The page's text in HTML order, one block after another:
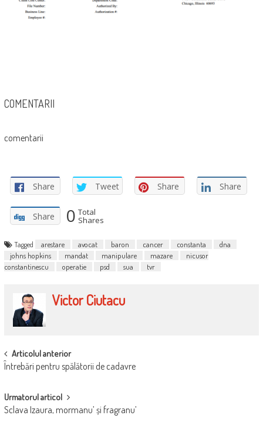
COMENTARII
comentarii
Share Tweet Share Share
Share 0 Total
Shares
Tagged arestare avocat baron cancer constanta
dna
johns hopkins
mandat manipulare mazare
nicusor
constantinescu
operatie psd sua tvr
Victor Ciutacu
POST
NAVIGATION
Articolul anterior
Întrebări pentru spălătorii de cadavre
Urmatorul articol
Sclava Izaura, mormanu’ și fragranu’